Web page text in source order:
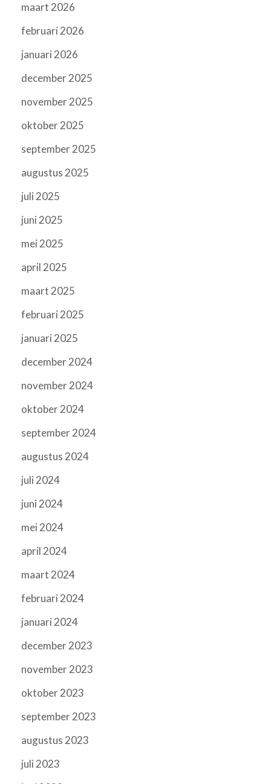
maart 2026
februari 2026
januari 2026
december 2025
november 2025
oktober 2025
september 2025
augustus 2025
juli 2025
juni 2025
mei 2025
april 2025
maart 2025
februari 2025
januari 2025
december 2024
november 2024
oktober 2024
september 2024
augustus 2024
juli 2024
juni 2024
mei 2024
april 2024
maart 2024
februari 2024
januari 2024
december 2023
november 2023
oktober 2023
september 2023
augustus 2023
juli 2023